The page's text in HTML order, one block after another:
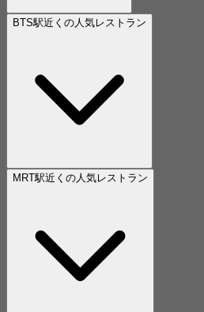
BTS駅近くの人気レストラン
MRT駅近くの人気レストラン